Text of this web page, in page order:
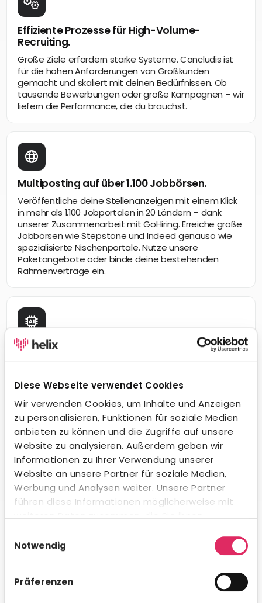
Diese Webseite verwendet Cookies
Wir verwenden Cookies, um Inhalte und Anzeigen
zu personalisieren, Funktionen für soziale Medien
anbieten zu können und die Zugriffe auf unsere
Website zu analysieren. Außerdem geben wir
Informationen zu Ihrer Verwendung unserer
Website an unsere Partner für soziale Medien,
Werbung und Analysen weiter. Unsere Partner
führen diese Informationen möglicherweise mit
weiteren Daten zusammen, die Sie ihnen
Nutzung der Dienste gesammelt haben.
Notwendig
Präferenzen
Effiziente Prozesse für High-Volume-
Recruiting.
Große Ziele erfordern starke Systeme. Concludis ist
für die hohen Anforderungen von Großkunden
gemacht und skaliert mit deinen Bedürfnissen. Ob
tausende Bewerbungen oder große Kampagnen – wir
liefern die Performance, die du brauchst.
Multiposting auf über 1.100 Jobbörsen.
Veröffentliche deine Stellenanzeigen mit einem Klick
in mehr als 1.100 Jobportalen in 20 Ländern – dank
unserer Zusammenarbeit mit GoHiring. Erreiche große
Jobbörsen wie Stepstone und Indeed genauso wie
spezialisierte Nischenportale. Nutze unsere
Paketangebote oder binde deine bestehenden
Rahmenverträge ein.
Wegweisende KI-Integration.
Posts und in der Kommunikation mit Bewerbern – in
jeder Sprache und jedem Ton. Natürlich
datenschutzkonform und innerhalb gesetzlicher
Vorgaben. Auch beim Kandidaten-Matching
profitierst du von intelligenter Unterstützung.
Auswertungen direkt in Concludis – oder integriere die
Daten via API in deine bestehenden BI-Tools für
genau dann verfügbar, wenn du es brauchst.